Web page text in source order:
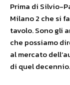
Prima di Silvio-
Milano 2 che si
tavolo. Sono gli
che possiamo
al mercato
di quel decennio.